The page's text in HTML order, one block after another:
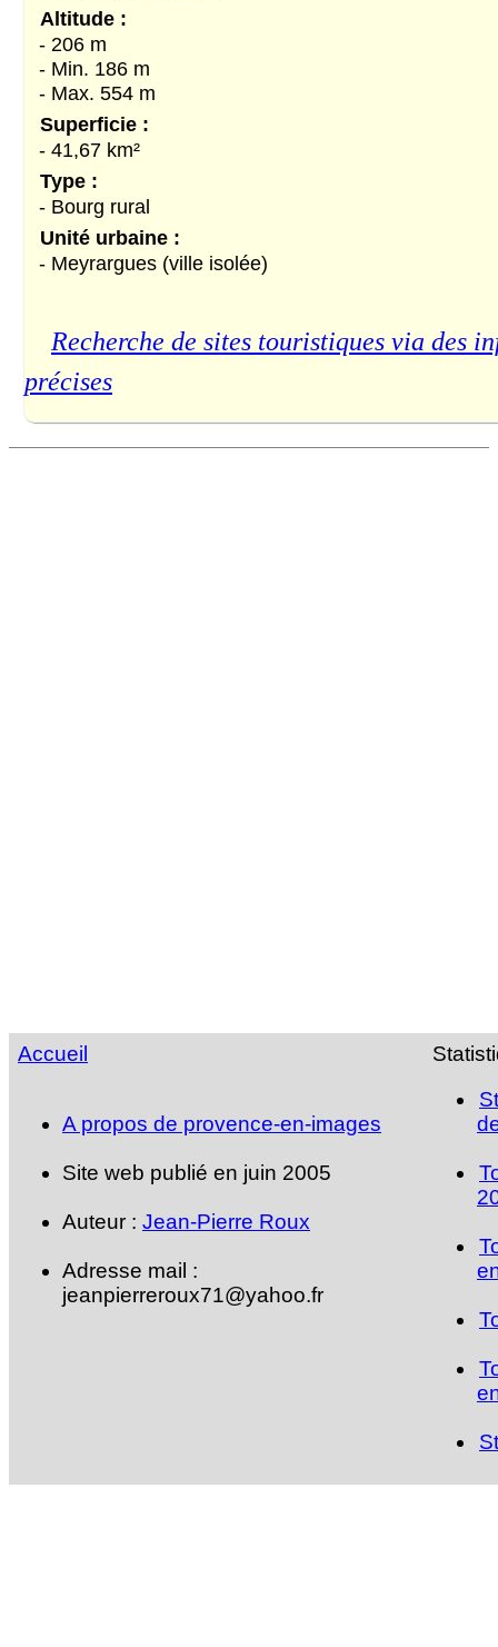
Altitude :
- 206 m
- Min. 186 m
- Max. 554 m
Superficie :
- 41,67 km²
Type :
- Bourg rural
Unité urbaine :
- Meyrargues (ville isolée)
Recherche de sites touristiques via des
précises
Accueil
A propos de provence-en-images
Site web publié en juin 2005
Auteur : Jean-Pierre Roux
Adresse mail :
jeanpierreroux71@yahoo.fr